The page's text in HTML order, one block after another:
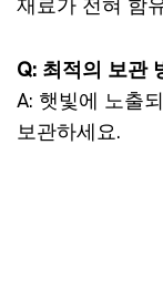
Q: 최적의 보관
A: 햇빛에 노출
보관하세요.